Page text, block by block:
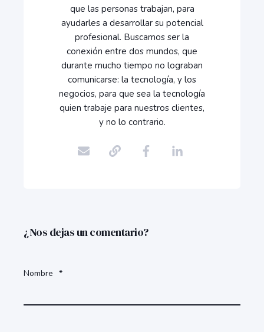
que las personas trabajan, para
ayudarles a desarrollar su potencial
profesional. Buscamos ser la
conexión entre dos mundos, que
durante mucho tiempo no lograban
comunicarse: la tecnología, y los
negocios, para que sea la tecnología
quien trabaje para nuestros clientes,
y no lo contrario.
¿Nos dejas un comentario?
Nombre *